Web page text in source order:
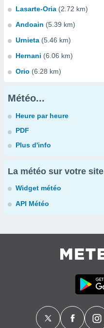
Lasarte-Oria (2.72 km)
Andoain (5.39 km)
Urnieta (5.46 km)
Hernani (6.06 km)
Orio (6.28 km)
Météo...
Heure par heure
PDF
Plus d'info
La météo sur votre site
Widget météo
API Météo